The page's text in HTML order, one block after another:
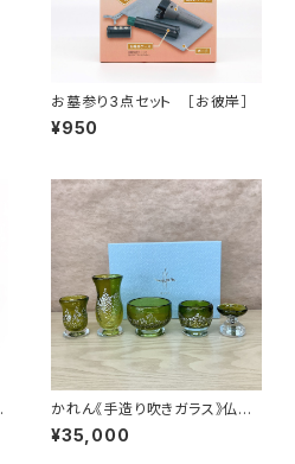
お墓参り3点セット ［お彼岸］
¥950
かれん《手造り吹きガラス》仏具
5点セット 若草色 日本製
¥35,000